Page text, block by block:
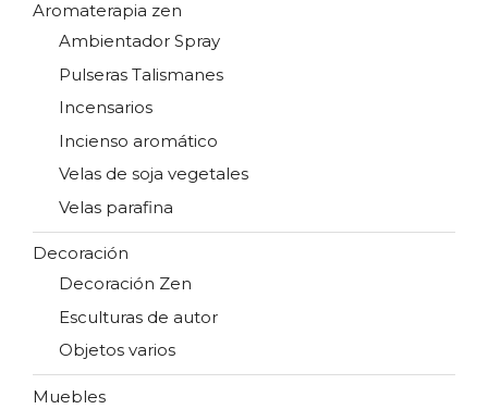
Aromaterapia zen
Ambientador Spray
Pulseras Talismanes
Incensarios
Incienso aromático
Velas de soja vegetales
Velas parafina
Decoración
Decoración Zen
Esculturas de autor
Objetos varios
Muebles